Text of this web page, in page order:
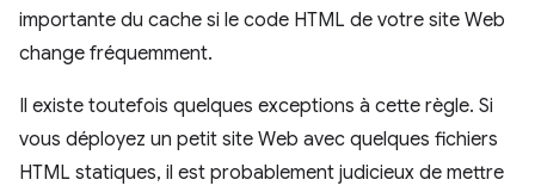
importante du cache si le code HTML de votre site Web
change fréquemment.
Il existe toutefois quelques exceptions à cette règle. Si
vous déployez un petit site Web avec quelques fichiers
HTML statiques, il est probablement judicieux de mettre